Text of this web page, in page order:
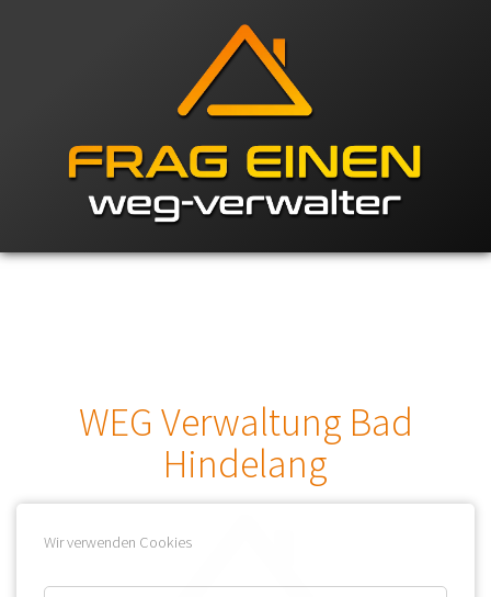
WEG Verwaltung Bad
Hindelang
Wir verwenden Cookies